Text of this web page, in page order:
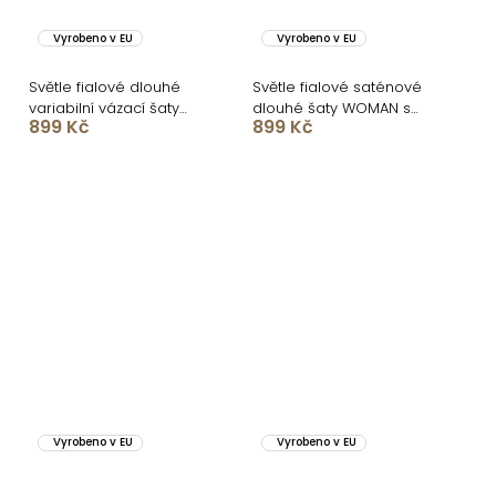
Vyrobeno v EU
Světle fialové dlouhé
variabilní vázací šaty
KATIE
899 Kč
Vyrobeno v EU
Světle fialové saténové
dlouhé šaty WOMAN s
rozparkem
899 Kč
Vyrobeno v EU Vyrobeno v EU